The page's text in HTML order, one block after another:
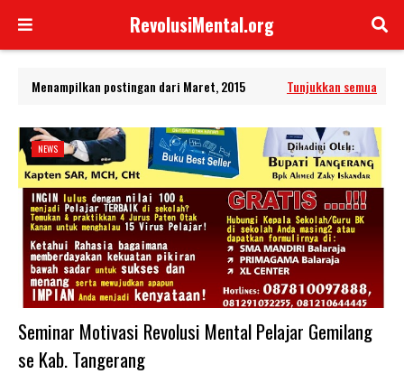
RevolusiMental.org
Menampilkan postingan dari Maret, 2015 Tunjukkan semua
NEWS
Seminar Motivasi Revolusi Mental Pelajar Gemilang
se Kab. Tangerang